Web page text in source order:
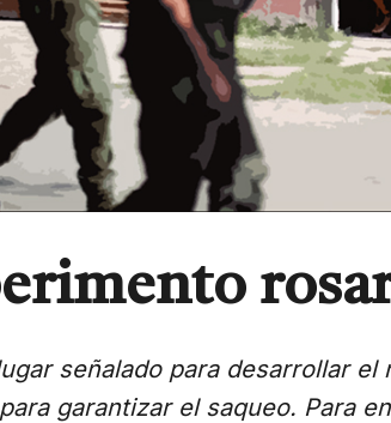
señalado para desarrollar
garantizar el saqueo. Para